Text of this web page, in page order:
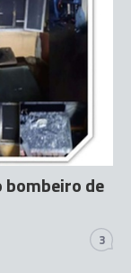
bombeiro de
3